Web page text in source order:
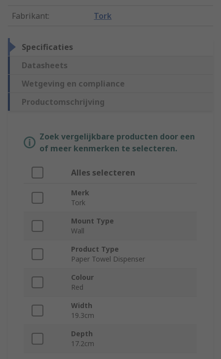
Fabrikant: Tork
Specificaties
Datasheets
Wetgeving en compliance
Productomschrijving
Zoek vergelijkbare producten door een
of meer kenmerken te selecteren.
Alles selecteren
Merk
Tork
Mount Type
Wall
Product Type
Paper Towel Dispenser
Colour
Red
Width
19.3cm
Depth
17.2cm